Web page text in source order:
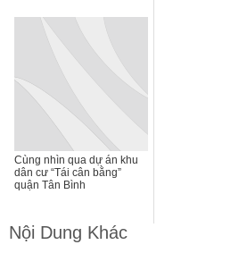
Cùng nhìn qua dự án khu
dân cư “Tái cân bằng”
quận Tân Bình
Nội Dung Khác